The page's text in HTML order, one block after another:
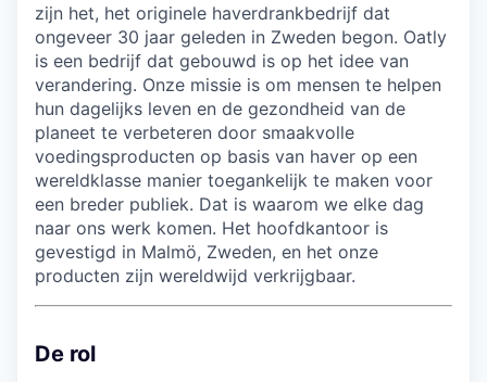
zijn het, het originele haverdrankbedrijf dat
ongeveer 30 jaar geleden in Zweden begon. Oatly
is een bedrijf dat gebouwd is op het idee van
verandering. Onze missie is om mensen te helpen
hun dagelijks leven en de gezondheid van de
planeet te verbeteren door smaakvolle
voedingsproducten op basis van haver op een
wereldklasse manier toegankelijk te maken voor
een breder publiek. Dat is waarom we elke dag
naar ons werk komen. Het hoofdkantoor is
gevestigd in Malmö, Zweden, en het onze
producten zijn wereldwijd verkrijgbaar.
De rol